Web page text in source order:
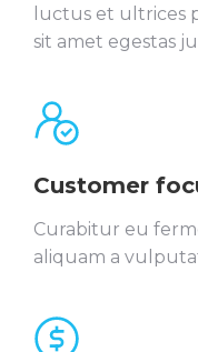
luctus et ultrices
sit amet egestas
Customer
Curabitur eu
aliquam a